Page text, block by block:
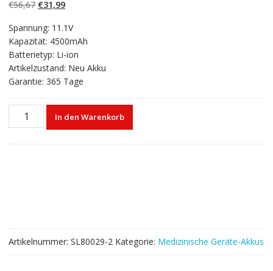
€56,67 Ursprünglicher
war:
€56,67
€31,99Aktueller
ist:
€31,99.
Spannung: 11.1V
Kapazität: 4500mAh
Batterietyp: Li-ion
Artikelzustand: Neu Akku
Garantie: 365 Tage
Akku
IMEC5
IMEC7
Menge
In den Warenkorb
Artikelnummer: SL80029-2 Kategorie: Medizinische Geräte-Akkus